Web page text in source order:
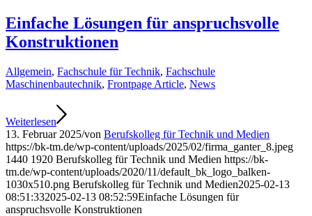
Einfache Lösungen für anspruchsvolle
Konstruktionen
Allgemein, Fachschule für Technik, Fachschule
Maschinenbautechnik, Frontpage Article, News
Weiterlesen
13. Februar 2025/von Berufskolleg für Technik und Medien
https://bk-tm.de/wp-content/uploads/2025/02/firma_ganter_8.jpeg
1440 1920 Berufskolleg für Technik und Medien https://bk-
tm.de/wp-content/uploads/2020/11/default_bk_logo_balken-
1030x510.png Berufskolleg für Technik und Medien2025-02-13
08:51:332025-02-13 08:52:59Einfache Lösungen für
anspruchsvolle Konstruktionen